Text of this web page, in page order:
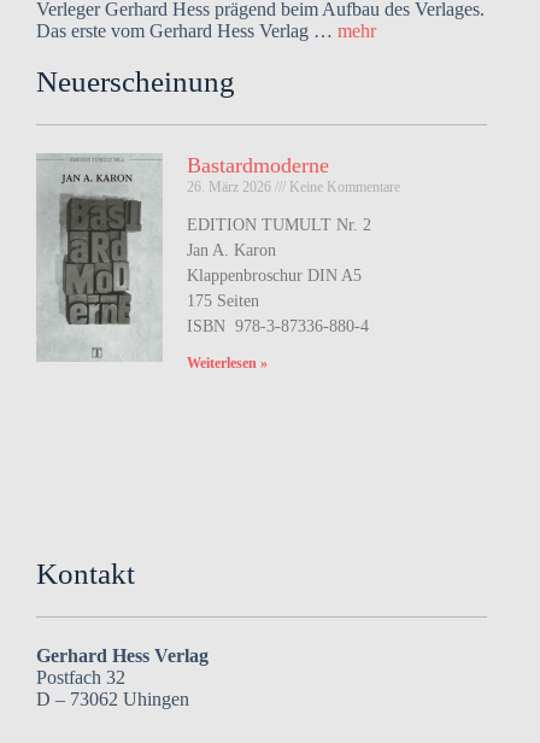
Verleger Gerhard Hess prägend beim Aufbau des Verlages.
Das erste vom Gerhard Hess Verlag … mehr
Neuerscheinung
Bastardmoderne
26. März 2026 Keine Kommentare
EDITION TUMULT Nr. 2
Jan A. Karon
Klappenbroschur DIN A5
175 Seiten
ISBN 978-3-87336-880-4
Weiterlesen »
Kontakt
Gerhard Hess Verlag
Postfach 32
D – 73062 Uhingen